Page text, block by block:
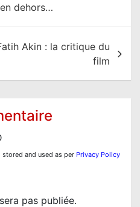
dehors…
Akin : la critique du
film
and used as per Privacy Policy
pas publiée.